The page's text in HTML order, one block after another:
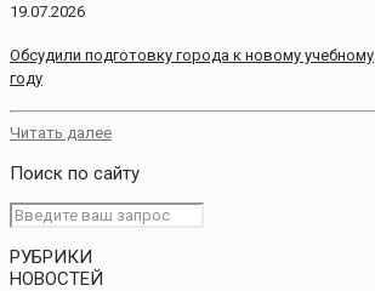
19.07.2026
Обсудили подготовку города к новому учебному
году
Читать далее
Поиск по сайту
РУБРИКИ
НОВОСТЕЙ